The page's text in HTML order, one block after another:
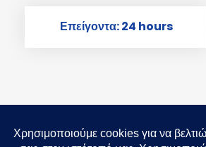
Επείγοντα: 24 hours